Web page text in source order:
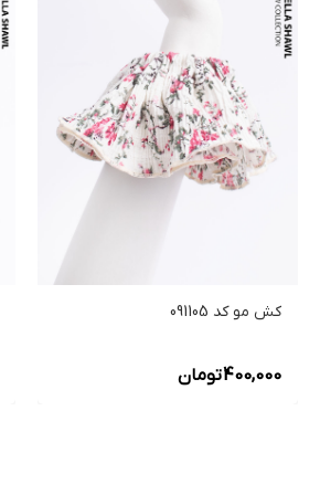
کش مو کد 091105
400,000تومان